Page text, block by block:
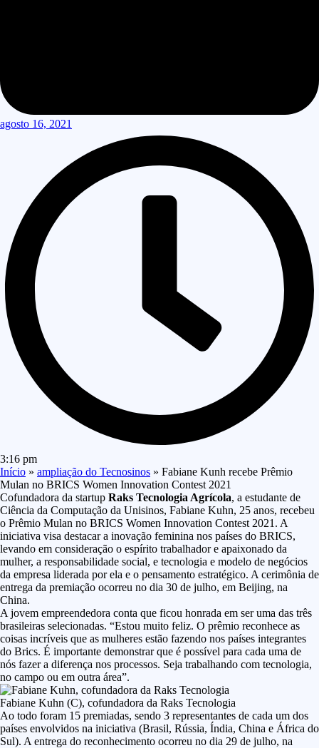
agosto 16, 2021
3:16 pm
Início » ampliação do Tecnosinos » Fabiane Kunh recebe Prêmio
Mulan no BRICS Women Innovation Contest 2021
Cofundadora da startup Raks Tecnologia Agrícola, a estudante de
Ciência da Computação da Unisinos, Fabiane Kuhn, 25 anos, recebeu
o Prêmio Mulan no BRICS Women Innovation Contest 2021. A
iniciativa visa destacar a inovação feminina nos países do BRICS,
levando em consideração o espírito trabalhador e apaixonado da
mulher, a responsabilidade social, e tecnologia e modelo de negócios
da empresa liderada por ela e o pensamento estratégico. A cerimônia de
entrega da premiação ocorreu no dia 30 de julho, em Beijing, na
China.
A jovem empreendedora conta que ficou honrada em ser uma das três
brasileiras selecionadas. “Estou muito feliz. O prêmio reconhece as
coisas incríveis que as mulheres estão fazendo nos países integrantes
do Brics. É importante demonstrar que é possível para cada uma de
nós fazer a diferença nos processos. Seja trabalhando com tecnologia,
no campo ou em outra área”.
Fabiane Kuhn (C), cofundadora da Raks Tecnologia
Ao todo foram 15 premiadas, sendo 3 representantes de cada um dos
países envolvidos na iniciativa (Brasil, Rússia, Índia, China e África do
Sul). A entrega do reconhecimento ocorreu no dia 29 de julho, na